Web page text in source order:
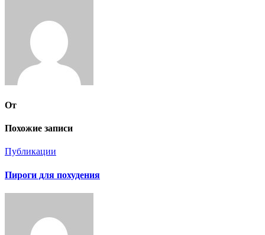
От
Похожие записи
Публикации
Пироги для похудения